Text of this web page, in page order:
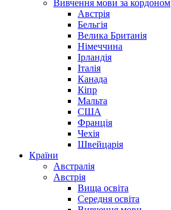
Вивчення мови за кордоном
Австрія
Бельгія
Велика Британія
Німеччина
Ірландія
Італія
Канада
Кіпр
Мальта
США
Франція
Чехія
Швейцарія
Країни
Австралія
Австрія
Вища освіта
Середня освіта